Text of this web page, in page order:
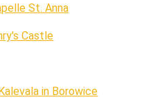
St. Anna
Castle
in Borowice